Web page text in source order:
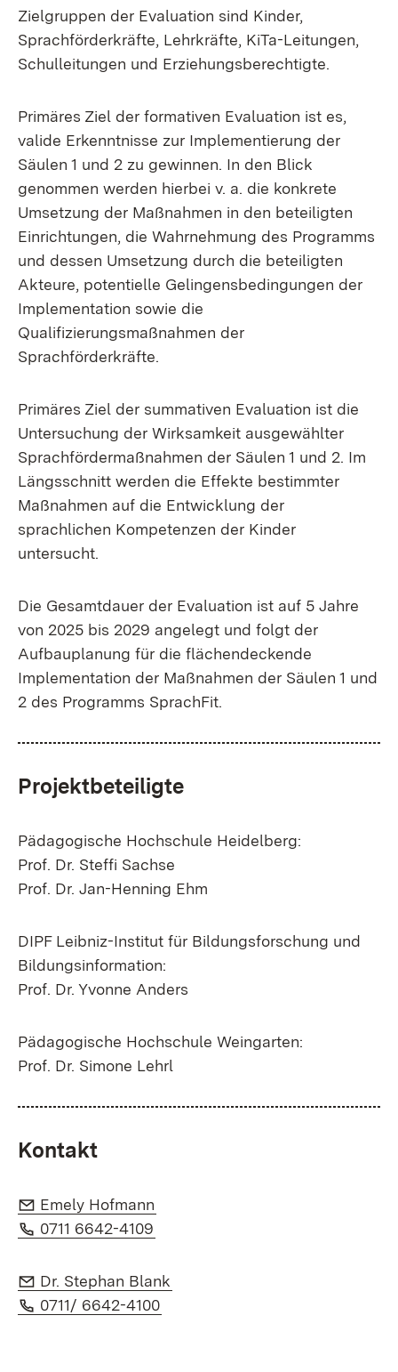
Zielgruppen der Evaluation sind Kinder,
Sprachförderkräfte, Lehrkräfte, KiTa-Leitungen,
Schulleitungen und Erziehungsberechtigte.
Primäres Ziel der formativen Evaluation ist es,
valide Erkenntnisse zur Implementierung der
Säulen 1 und 2 zu gewinnen. In den Blick
genommen werden hierbei v. a. die konkrete
Umsetzung der Maßnahmen in den beteiligten
Einrichtungen, die Wahrnehmung des Programms
und dessen Umsetzung durch die beteiligten
Akteure, potentielle Gelingensbedingungen der
Implementation sowie die
Qualifizierungsmaßnahmen der
Sprachförderkräfte.
Primäres Ziel der summativen Evaluation ist die
Untersuchung der Wirksamkeit ausgewählter
Sprachfördermaßnahmen der Säulen 1 und 2. Im
Längsschnitt werden die Effekte bestimmter
Maßnahmen auf die Entwicklung der
sprachlichen Kompetenzen der Kinder
untersucht.
Die Gesamtdauer der Evaluation ist auf 5 Jahre
von 2025 bis 2029 angelegt und folgt der
Aufbauplanung für die flächendeckende
Implementation der Maßnahmen der Säulen 1 und
2 des Programms SprachFit.
Projektbeteiligte
Pädagogische Hochschule Heidelberg:
Prof. Dr. Steffi Sachse
Prof. Dr. Jan-Henning Ehm
DIPF Leibniz-Institut für Bildungsforschung und
Bildungsinformation:
Prof. Dr. Yvonne Anders
Pädagogische Hochschule Weingarten:
Prof. Dr. Simone Lehrl
Kontakt
E-Mail:
Emely Hofmann
Telefon:
0711 6642-4109
E-Mail:
Dr. Stephan Blank
Telefon:
0711/ 6642-4100